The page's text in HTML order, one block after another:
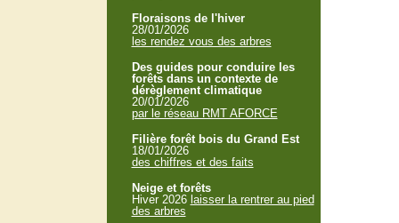
Floraisons de l'hiver
28/01/2026
les rendez vous des arbres
Des guides pour conduire les
forêts dans un contexte de
dérèglement climatique
20/01/2026
par le réseau RMT AFORCE
Filière forêt bois du Grand Est
18/01/2026
des chiffres et des faits
Neige et forêts
Hiver 2026 laisser la rentrer au pied
des arbres